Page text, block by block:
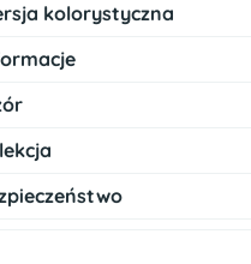
kolorystyczna